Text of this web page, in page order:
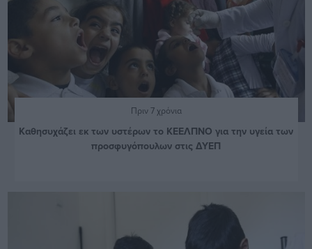
Πριν 7 χρόνια
Καθησυχάζει εκ των υστέρων το ΚΕΕΛΠΝΟ για την υγεία των
προσφυγόπουλων στις ΔΥΕΠ